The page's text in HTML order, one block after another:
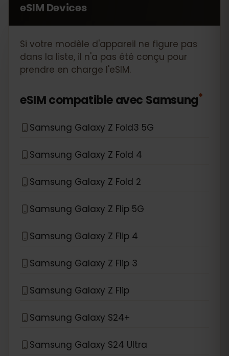
eSIM Devices
Si votre modèle d'appareil ne figure pas
dans la liste, il n'a pas été conçu pour
prendre en charge l'eSIM.
eSIM compatible avec Samsung*
Samsung Galaxy Z Fold3 5G
Samsung Galaxy Z Fold 4
Samsung Galaxy Z Fold 2
Samsung Galaxy Z Flip 5G
Samsung Galaxy Z Flip 4
Samsung Galaxy Z Flip 3
Samsung Galaxy Z Flip
Samsung Galaxy S24+
Samsung Galaxy S24 Ultra